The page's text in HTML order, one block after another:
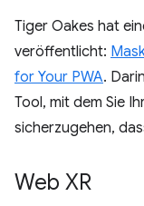
Tiger Oakes hat
veröffentlicht:
for Your PWA.
Tool, mit dem Sie
sicherzugehen,
Web XR